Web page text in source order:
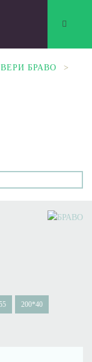
БРАВО
200*40